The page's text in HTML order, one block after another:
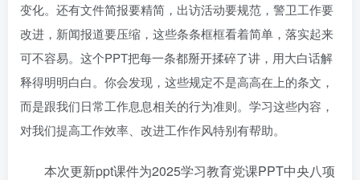
变化。还有文件简报要精简，出访活动要规范，警卫工作要
改进，新闻报道要压缩，这些条条框框看着简单，落实起来
可不容易。这个PPT把每一条都掰开揉碎了讲，用大白话解
释得明明白白。你会发现，这些规定不是高高在上的条文，
而是跟我们日常工作息息相关的行为准则。学习这些内容，
对我们提高工作效率、改进工作作风特别有帮助。
本次更新ppt课件为2025学习教育党课PPT中央八项